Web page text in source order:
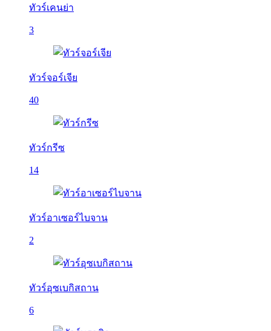
ทัวร์เคนย่า
3
ทัวร์จอร์เจีย
40
ทัวร์กรีซ
14
ทัวร์อาเซอร์ไบจาน
2
ทัวร์อุซเบกิสถาน
6